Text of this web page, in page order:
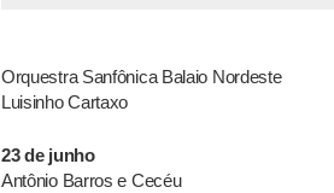
Orquestra Sanfônica Balaio Nordeste
Luisinho Cartaxo
23 de junho
Antônio Barros e Cecéu